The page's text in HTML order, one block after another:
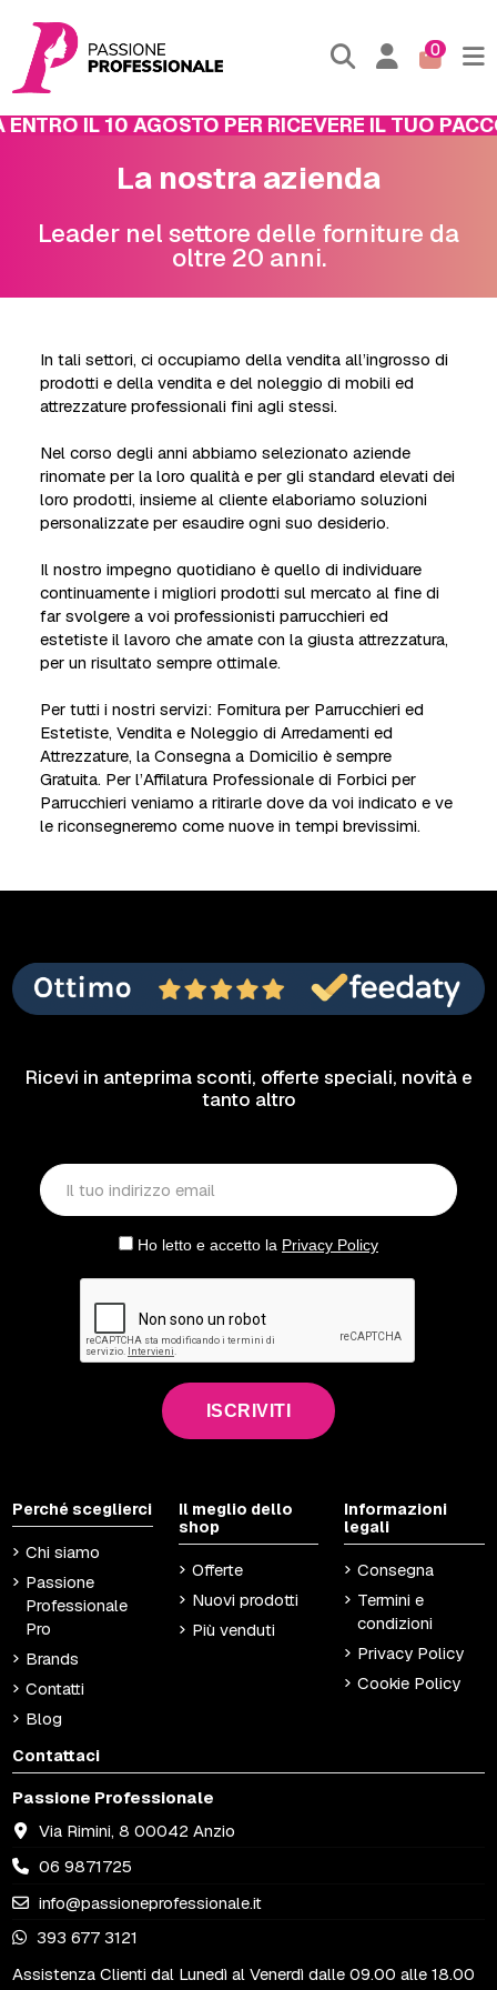
0
IL 10 AGOSTO PER RICEVERE IL TUO
La nostra azienda
Leader nel settore delle forniture da
oltre 20 anni.
In tali settori, ci occupiamo della vendita all’ingrosso di
prodotti e della vendita e del noleggio di mobili ed
attrezzature professionali fini agli stessi.
Nel corso degli anni abbiamo selezionato aziende
rinomate per la loro qualità e per gli standard elevati dei
loro prodotti, insieme al cliente elaboriamo soluzioni
personalizzate per esaudire ogni suo desiderio.
Il nostro impegno quotidiano è quello di individuare
continuamente i migliori prodotti sul mercato al fine di
far svolgere a voi professionisti parrucchieri ed
estetiste il lavoro che amate con la giusta attrezzatura,
per un risultato sempre ottimale.
Per tutti i nostri servizi: Fornitura per Parrucchieri ed
Estetiste, Vendita e Noleggio di Arredamenti ed
Attrezzature, la Consegna a Domicilio è sempre
Gratuita. Per l’Affilatura Professionale di Forbici per
Parrucchieri veniamo a ritirarle dove da voi indicato e ve
le riconsegneremo come nuove in tempi brevissimi.
Ricevi in anteprima sconti, offerte speciali, novità e
tanto altro
Ho letto e accetto la Privacy Policy
ISCRIVITI
Perché sceglierci
Chi siamo
Passione
Professionale
Pro
Brands
Contatti
Blog
Il meglio dello
shop
Offerte
Nuovi prodotti
Più venduti
Informazioni
legali
Consegna
Termini e
condizioni
Privacy Policy
Cookie Policy
Contattaci
Passione Professionale
Via Rimini, 8 00042 Anzio
06 9871725
info@passioneprofessionale.it
393 677 3121
Assistenza Clienti dal Lunedì al Venerdì dalle 09.00 alle 18.00